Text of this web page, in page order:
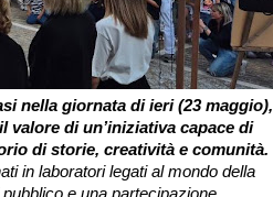
nella giornata di ieri (23 maggio),
di un’iniziativa capace di
di storie, creatività e comunità.
in laboratori legati al mondo della
e una partecipazione